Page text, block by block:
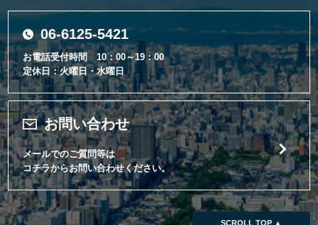
06-6125-5421
お電話受付時間 10：00～19：00
定休日：火曜日・水曜日
お問い合わせ
メールでのご質問等は
コチラからお問い合わせください。
SCROLL TOP ▲